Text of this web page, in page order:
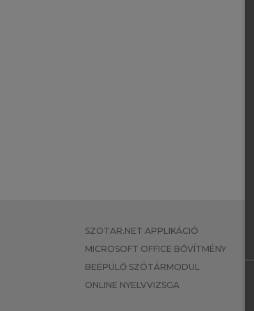
SZOTAR.NET APPLIKÁCIÓ
MICROSOFT OFFICE BŐVÍTMÉNY
BEÉPÜLŐ SZÓTÁRMODUL
ONLINE NYELVVIZSGA